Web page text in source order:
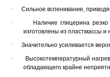
·
Сильное вспенивание,
·
Наличие глицерина
изготовлены из пластмассы
·
Значительно усиливается
·
Высокотемпературный
обладающего крайне